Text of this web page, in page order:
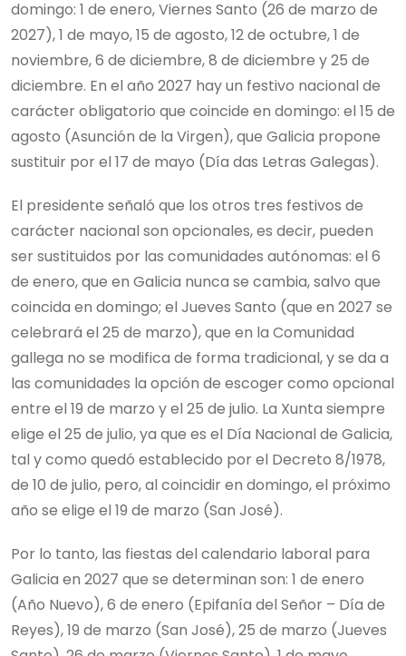
domingo: 1 de enero, Viernes Santo (26 de marzo de
2027), 1 de mayo, 15 de agosto, 12 de octubre, 1 de
noviembre, 6 de diciembre, 8 de diciembre y 25 de
diciembre. En el año 2027 hay un festivo nacional de
carácter obligatorio que coincide en domingo: el 15 de
agosto (Asunción de la Virgen), que Galicia propone
sustituir por el 17 de mayo (Día das Letras Galegas).
El presidente señaló que los otros tres festivos de
carácter nacional son opcionales, es decir, pueden
ser sustituidos por las comunidades autónomas: el 6
de enero, que en Galicia nunca se cambia, salvo que
coincida en domingo; el Jueves Santo (que en 2027 se
celebrará el 25 de marzo), que en la Comunidad
gallega no se modifica de forma tradicional, y se da a
las comunidades la opción de escoger como opcional
entre el 19 de marzo y el 25 de julio. La Xunta siempre
elige el 25 de julio, ya que es el Día Nacional de Galicia,
tal y como quedó establecido por el Decreto 8/1978,
de 10 de julio, pero, al coincidir en domingo, el próximo
año se elige el 19 de marzo (San José).
Por lo tanto, las fiestas del calendario laboral para
Galicia en 2027 que se determinan son: 1 de enero
(Año Nuevo), 6 de enero (Epifanía del Señor – Día de
Reyes), 19 de marzo (San José), 25 de marzo (Jueves